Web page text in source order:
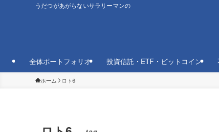
うだつがあがらないサラリーマンの
全体ポートフォリオ 投資信託・ETF・ビットコイン
ホーム ロト6